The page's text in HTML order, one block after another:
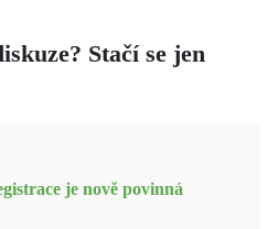
Stačí se jen
je nově povinná